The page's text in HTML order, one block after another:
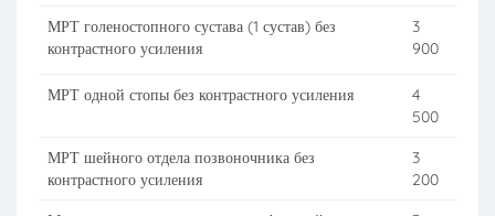
МРТ голеностопного сустава (1 сустав) без
контрастного усиления
3
900
МРТ одной стопы без контрастного усиления
4
500
МРТ шейного отдела позвоночника без
контрастного усиления
3
200